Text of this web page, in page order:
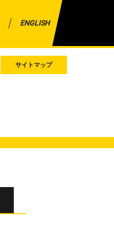
ENGLISH
サイトマップ